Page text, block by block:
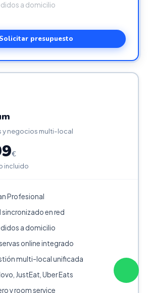
a domicilio
presupuesto
y negocios multi-local
€
incluido
Profesional
en red
a domicilio
online integrado
multi-local unificada
JustEat, Uber Eats
y room service